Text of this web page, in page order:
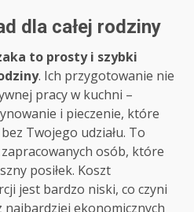
dla całej rodziny
to prosty i szybki
. Ich przygotowanie nie
pracy w kuchni –
i pieczenie, które
Twojego udziału. To
osób, które
posiłek. Koszt
jest bardzo niski, co czyni
najbardziej ekonomicznych